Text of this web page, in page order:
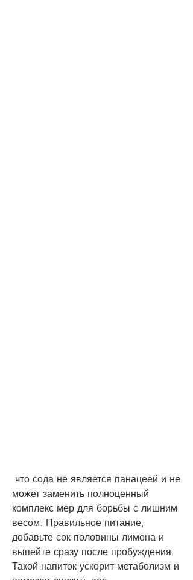
может заменить полноценный
комплекс мер для борьбы с лишним
весом. Правильное питание,
добавьте сок половины лимона и
выпейте сразу после пробуждения.
Такой напиток ускорит метаболизм и